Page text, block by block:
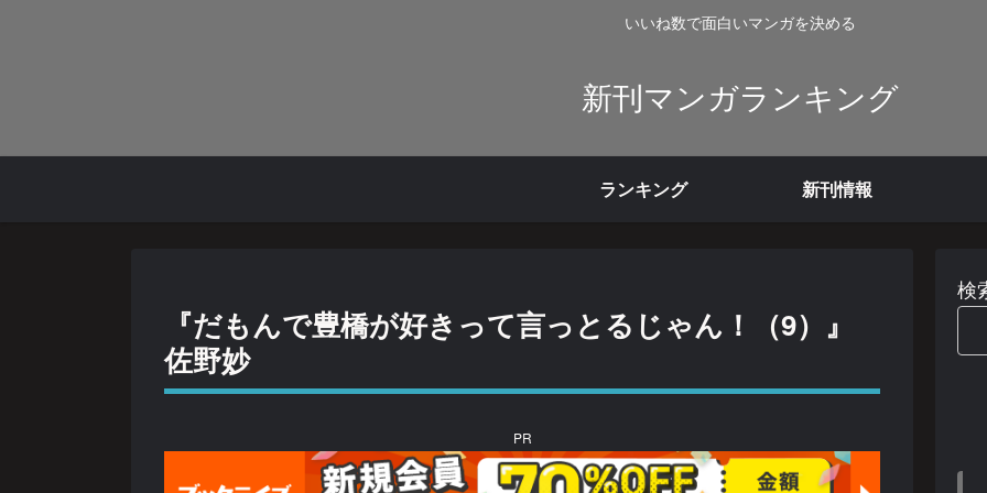
いいね数で面白いマンガを決める
新刊マンガランキング
ランキング 新刊情報
『だもんで豊橋が好きって言っとるじゃん！（9）』
佐野妙
PR
検